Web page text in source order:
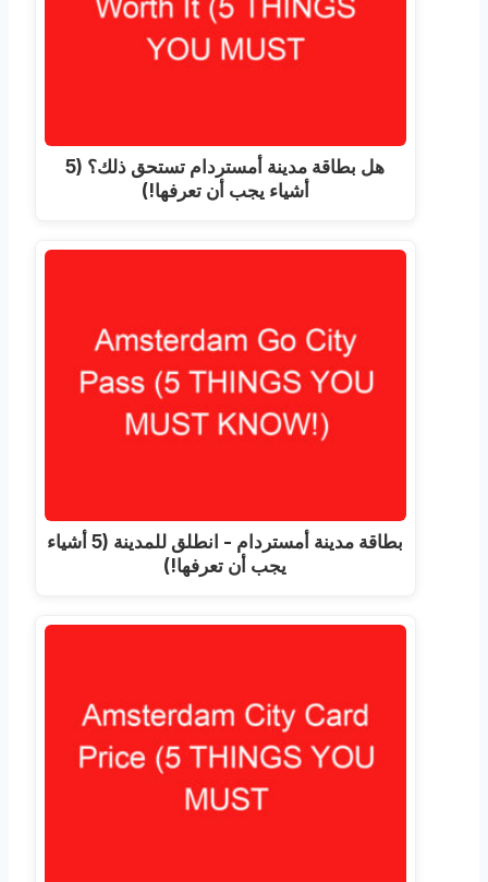
هل بطاقة مدينة أمستردام تستحق ذلك؟ (5
أشياء يجب أن تعرفها!)
بطاقة مدينة أمستردام - انطلق للمدينة (5 أشياء
يجب أن تعرفها!)